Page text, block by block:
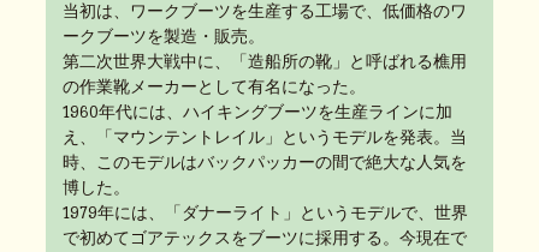
当初は、ワークブーツを生産する工場で、低価格のワ
ークブーツを製造・販売。
第二次世界大戦中に、「造船所の靴」と呼ばれる樵用
の作業靴メーカーとして有名になった。
1960年代には、ハイキングブーツを生産ラインに加
え、「マウンテントレイル」というモデルを発表。当
時、このモデルはバックパッカーの間で絶大な人気を
博した。
1979年には、「ダナーライト」というモデルで、世界
で初めてゴアテックスをブーツに採用する。今現在で